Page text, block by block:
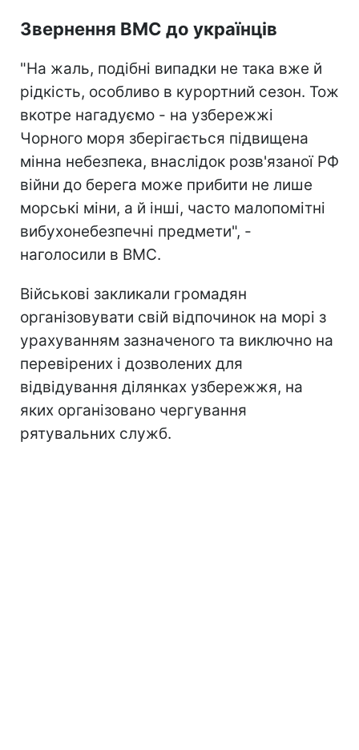
Звернення ВМС до українців
"На жаль, подібні випадки не така вже й
рідкість, особливо в курортний сезон. Тож
вкотре нагадуємо - на узбережжі
Чорного моря зберігається підвищена
мінна небезпека, внаслідок розв'язаної РФ
війни до берега може прибити не лише
морські міни, а й інші, часто малопомітні
вибухонебезпечні предмети", -
наголосили в ВМС.
Військові закликали громадян
організовувати свій відпочинок на морі з
урахуванням зазначеного та виключно на
перевірених і дозволених для
відвідування ділянках узбережжя, на
яких організовано чергування
рятувальних служб.